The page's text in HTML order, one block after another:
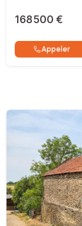
168 500 €
Appeler